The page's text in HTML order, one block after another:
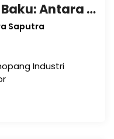
Dilema Impor Bahan Baku: Antara Kebutuhan Industri dan Perlindungan Produsen Domestik
Saputra
Industri